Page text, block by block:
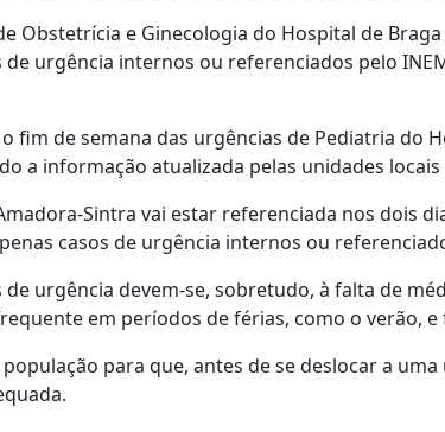
Obstetrícia e Ginecologia do Hospital de
de urgência internos ou referenciados pelo
fim de semana das urgências de Pediatria do
a informação atualizada pelas unidades locais
Sintra vai estar referenciada nos dois
casos de urgência internos ou
urgência devem-se, sobretudo, à falta de
em períodos de férias, como o verão,
para que, antes de se deslocar a